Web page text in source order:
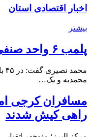
اخبار اقتصادی استان
بیشتر
پلمب ۶ واحد صنفی در شهرستان البرز
محمدیه و یک…
مسافران کرجی
راهی کیش شدند